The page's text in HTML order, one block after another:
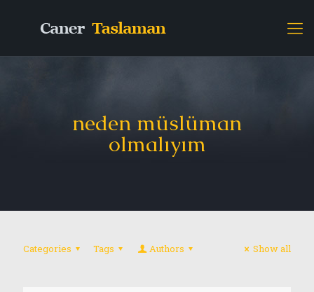
neden müslüman
olmalıyım
Categories Tags Authors Show all